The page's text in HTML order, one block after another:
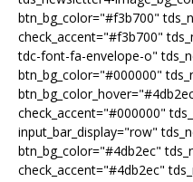
btn_bg_color="#f3b700"
check_accent="#f3b700"
tdc-font-fa-envelope-o"
btn_bg_color="#000000"
check_accent="#000000"
input_bar_display="row"
btn_bg_color="#4db2ec"
check_accent="#4db2ec"